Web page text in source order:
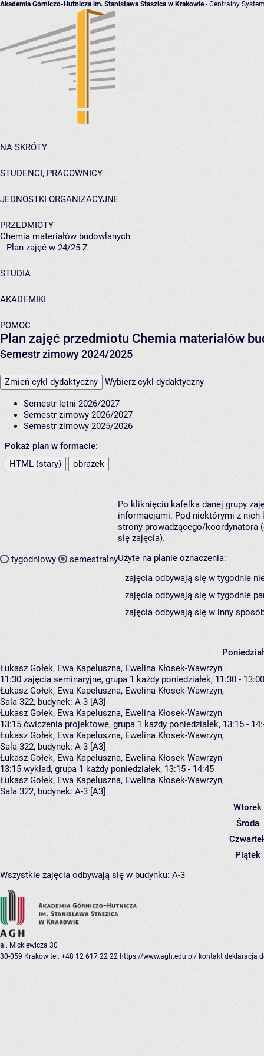
Akademia Górniczo-Hutnicza im. Stanisława Staszica w Krakowie- Centralny
NA SKRÓTY
STUDENCI, PRACOWNICY
JEDNOSTKI ORGANIZACYJNE
PRZEDMIOTY
Chemia materiałów budowlanych
Plan zajęć w 24/25-Z
STUDIA
AKADEMIKI
POMOC
Plan zajęć przedmiotu Chemia materiałów
Semestr zimowy 2024/2025
Zmień cykl dydaktyczny Wybierz cykl dydaktyczny
Semestr letni 2026/2027
Semestr zimowy 2026/2027
Semestr zimowy 2025/2026
Pokaż plan w formacie:
HTML (stary)
obrazek
tygodniowy semestralny
Po kliknięciu kafelka danej grupy
informacjami. Pod niektórymi z nich
strony prowadzącego/koordynatora
się zajęcia).
Użyte na planie oznaczenia:
zajęcia odbywają się w tygodnie
zajęcia odbywają się w tygodnie
zajęcia odbywają się w inny
Łukasz Gołek, Ewa Kapeluszna, Ewelina Kłosek-Wawrzyn
11:30 zajęcia seminaryjne, grupa 1 każdy poniedziałek, 11:30 - 13:00
Łukasz Gołek, Ewa Kapeluszna, Ewelina Kłosek-Wawrzyn,
Sala 322, budynek: A-3 [A3]
Łukasz Gołek, Ewa Kapeluszna, Ewelina Kłosek-Wawrzyn
13:15 ćwiczenia projektowe, grupa 1 każdy poniedziałek, 13:15 -
Łukasz Gołek, Ewa Kapeluszna, Ewelina Kłosek-Wawrzyn,
Sala 322, budynek: A-3 [A3]
Łukasz Gołek, Ewa Kapeluszna, Ewelina Kłosek-Wawrzyn
13:15 wykład, grupa 1 każdy poniedziałek, 13:15 - 14:45
Łukasz Gołek, Ewa Kapeluszna, Ewelina Kłosek-Wawrzyn,
Sala 322, budynek: A-3 [A3]
Wtorek
Środa
Piątek
Wszystkie zajęcia odbywają się w budynku: A-3
al. Mickiewicza 30
30-059 Kraków tel: +48 12 617 22 22 https://www.agh.edu.pl/ kontakt deklaracja